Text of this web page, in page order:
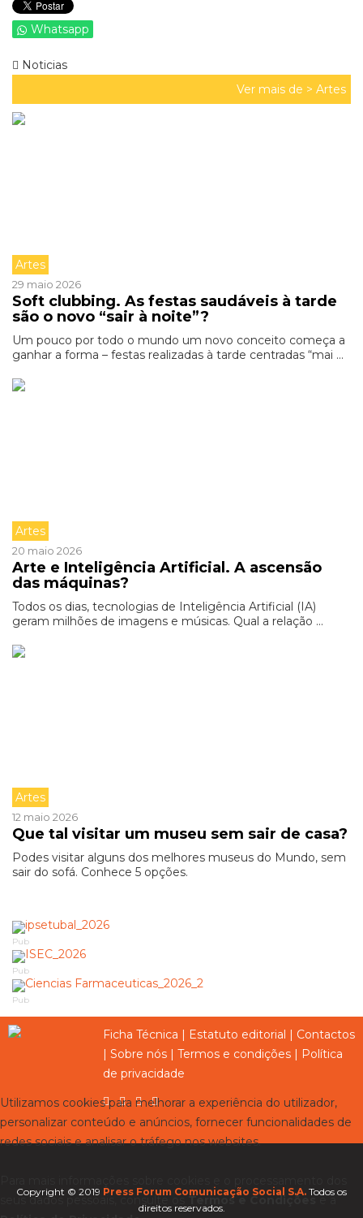
Whatsapp
Noticias
Ver mais de > Artes
Artes
29 maio 2026
Soft clubbing. As festas saudáveis à tarde
são o novo “sair à noite”?
Um pouco por todo o mundo um novo conceito começa a
ganhar a forma – festas realizadas à tarde centradas “mai ...
Artes
20 maio 2026
Arte e Inteligência Artificial. A ascensão
das máquinas?
Todos os dias, tecnologias de Inteligência Artificial (IA)
geram milhões de imagens e músicas. Qual a relação ...
Artes
12 maio 2026
Que tal visitar um museu sem sair de casa?
Podes visitar alguns dos melhores museus do Mundo, sem
sair do sofá. Conhece 5 opções.
Pub
Pub
Pub
Ficha Técnica | Estatuto editorial | Contactos
| Sobre nós | Termos e condições | Política
de privacidade
Copyright © 2019 Press Forum Comunicação Social S.A. Todos os
direitos reservados.
Utilizamos cookies para melhorar a experiência do utilizador,
personalizar conteúdo e anúncios, fornecer funcionalidades de
redes sociais e analisar o tráfego nos websites.
seus dados pessoais, consulte osTermos e Condiçõese a